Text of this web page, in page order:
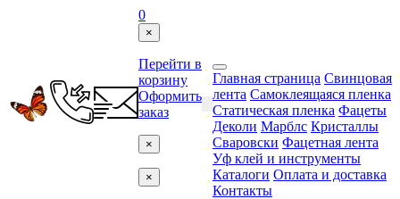
0
×
Перейти в
корзину
Оформить
заказ
×
×
Главная страница Свинцовая
лента Самоклеящаяся пленка
Статическая пленка Фацеты
Деколи Марблс Кристаллы
Сваровски Фацетная лента
Уф клей и инструменты
Каталоги Оплата и доставка
Контакты